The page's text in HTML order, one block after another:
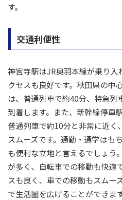
す。
交通利便性
神宮寺駅はJR奥羽本線が乗り入
クセスも良好です。秋田県の中
は、普通列車で約40分、特急列
到着します。また、新幹線停車
普通列車で約10分と非常に近く
スムーズです。通勤・通学はも
も便利な立地と言えるでしょう
が多く、自転車での移動も快適
スも良く、車での移動もスムー
で生活圏を広げることができます